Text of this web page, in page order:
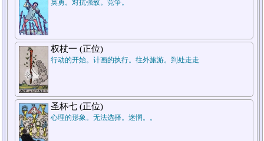
英勇。对抗强敌。竞争。
权杖一 (正位)
行动的开始。计画的执行。往外旅游。到处走走
圣杯七 (正位)
心理的形象。无法选择。迷惘。。